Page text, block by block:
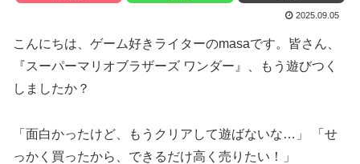
2025.09.05
こんにちは、ゲーム好きライターのmasaです。皆さん、
『スーパーマリオブラザーズ ワンダー』、もう遊びつく
しましたか？
「面白かったけど、もうクリアして遊ばないな…」 「せ
っかく買ったから、できるだけ高く売りたい！」